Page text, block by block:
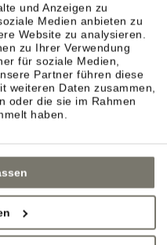
und Anzeigen zu
Medien anbieten zu
Website zu analysieren.
zu Ihrer Verwendung
für soziale Medien,
Partner führen diese
weiteren Daten zusammen,
oder die sie im Rahmen
haben.